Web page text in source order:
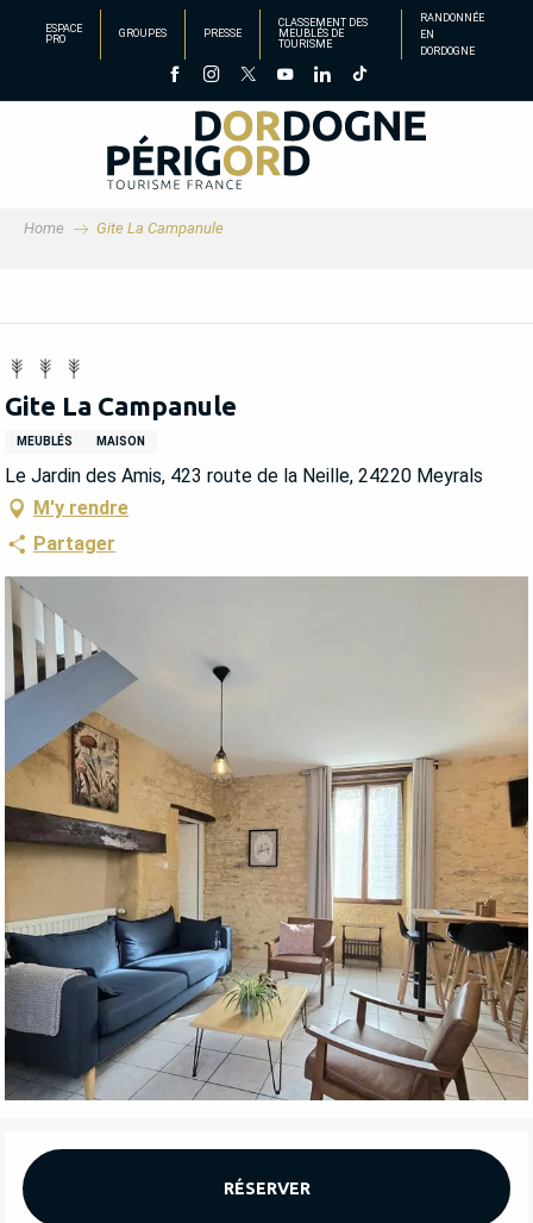
principal
ESPACE
PRO
GROUPES PRESSE
CLASSEMENT DES
MEUBLÉS DE
TOURISME
RANDONNÉE
EN
DORDOGNE
Home Gite La Campanule
Gite La Campanule
MEUBLÉS MAISON
Le Jardin des Amis, 423 route de la Neille, 24220 Meyrals
M'y rendre
Partager
OUVERTURE ET COORDONNÉES
RÉSERVER